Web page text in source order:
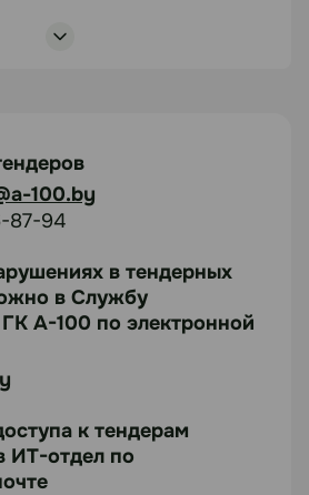
100.by
87-94
в тендерных
в Службу
А-100 по электронной
к тендерам
ИТ-отдел по
лоты
районе деревни Копище
для выполнения
устройству внут-
сетей, работ по
i/MPo3geOQXEg7ng